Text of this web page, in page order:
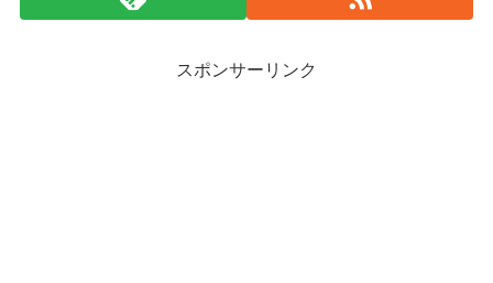
スポンサーリンク